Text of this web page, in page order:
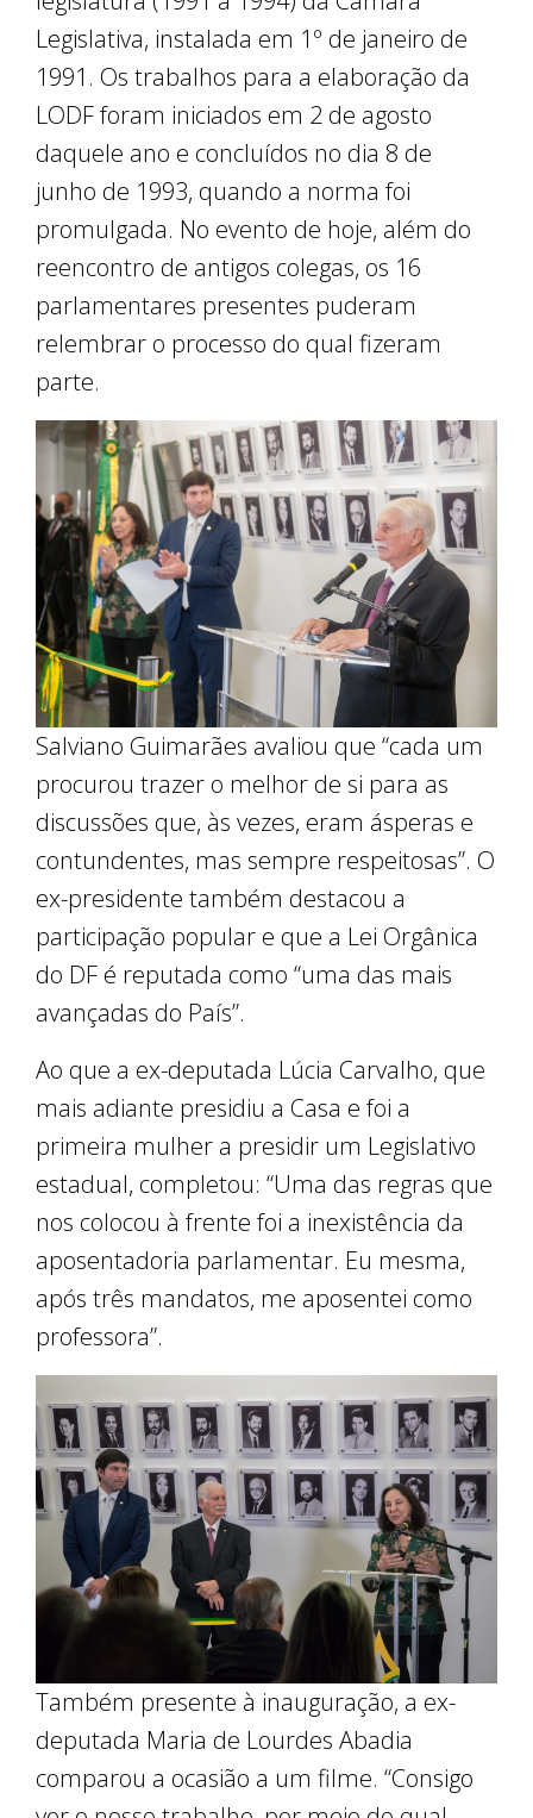
Legislativa, instalada em 1º de janeiro de
1991. Os trabalhos para a elaboração da
LODF foram iniciados em 2 de agosto
daquele ano e concluídos no dia 8 de
junho de 1993, quando a norma foi
promulgada. No evento de hoje, além do
reencontro de antigos colegas, os 16
parlamentares presentes puderam
relembrar o processo do qual fizeram
parte.
Salviano Guimarães avaliou que “cada um
procurou trazer o melhor de si para as
discussões que, às vezes, eram ásperas e
contundentes, mas sempre respeitosas”. O
ex-presidente também destacou a
participação popular e que a Lei Orgânica
do DF é reputada como “uma das mais
avançadas do País”.
Ao que a ex-deputada Lúcia Carvalho, que
mais adiante presidiu a Casa e foi a
primeira mulher a presidir um Legislativo
estadual, completou: “Uma das regras que
nos colocou à frente foi a inexistência da
aposentadoria parlamentar. Eu mesma,
após três mandatos, me aposentei como
professora”.
Também presente à inauguração, a ex-
deputada Maria de Lourdes Abadia
comparou a ocasião a um filme. “Consigo